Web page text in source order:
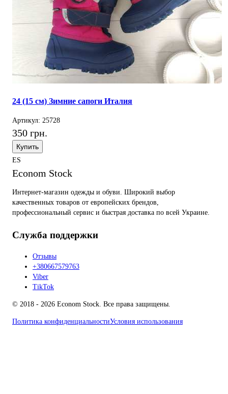
24 (15 см) Зимние сапоги Италия
Артикул: 25728
350 грн.
Купить
ES
Econom Stock
Интернет-магазин одежды и обуви. Широкий выбор
качественных товаров от европейских брендов,
профессиональный сервис и быстрая доставка по всей Украине.
Служба поддержки
Отзывы
+380667579763
Viber
TikTok
© 2018 - 2026 Econom Stock. Все права защищены.
Политика конфиденциальностиУсловия использования